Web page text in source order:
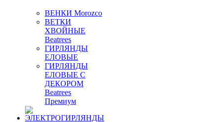
ВЕНКИ Morozco
ВЕТКИ
ХВОЙНЫЕ
Beatrees
ГИРЛЯНДЫ
ЕЛОВЫЕ
ГИРЛЯНДЫ
ЕЛОВЫЕ С
ДЕКОРОМ
Beatrees
Премиум